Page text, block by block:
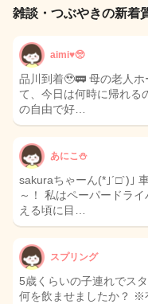
雑談・つぶやきの新着
aimi♥️🥺
品川到着🥹🚃 母の老人
て、今日は何時に帰れる
の自由で好…
あにこ⛄
sakuraちゃーん(*｣´□`)｣
～！ 私はペーパードラ
える頃に目…
スプリング
5歳くらいの子連れでス
何を飲ませましたか？ ※